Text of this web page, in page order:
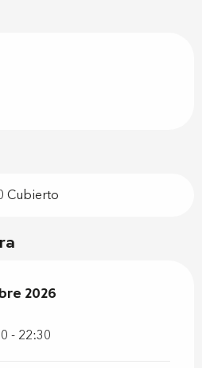
Cubierto
al31 diciembre 2026
2026
- 22:30